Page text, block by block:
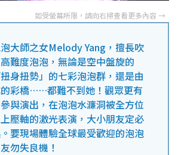
大師之女Melody Yang，擅長吹
難度泡泡，無論是空中盤旋的
扭身扭勢」的七彩泡泡群，還是由
彩橋……都難不到她！觀眾更有
與演出，在泡泡水濂洞被全方位
壓軸的激光表演，大小朋友定必
。要現場體驗全球最受歡迎的泡泡
勿失良機！